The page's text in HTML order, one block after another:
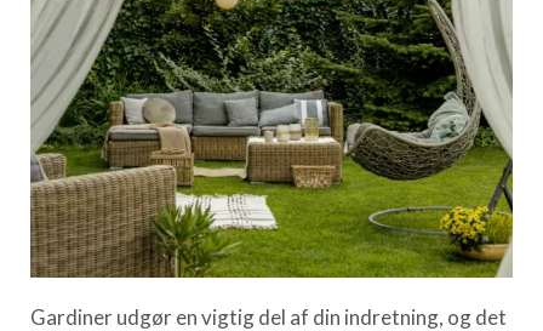
Gardiner udgør en vigtig del af din indretning, og det